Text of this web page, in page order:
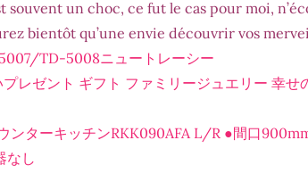
souvent un choc, ce fut le cas pour moi,
bientôt qu’une envie découvrir vos
TD-5008ニュートレーシー
レゼント ギフト ファミリージュエリー 幸せ
ンターキッチンRKK090AFA L/R ●間口
なし